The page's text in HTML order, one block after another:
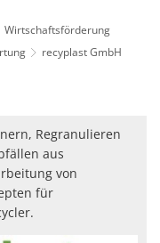
Wirtschaftsförderung
recyplast GmbH
Regranulieren
aus
von
für